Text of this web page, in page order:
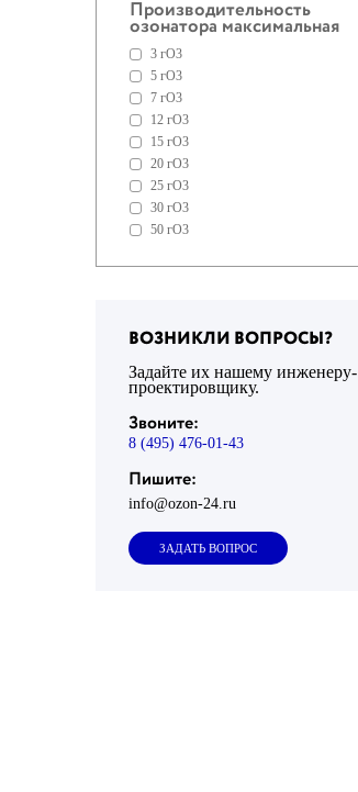
Производительность
озонатора максимальная
3 гО3
5 гО3
7 гО3
12 гО3
15 гО3
20 гО3
25 гО3
30 гО3
50 гО3
ВОЗНИКЛИ ВОПРОСЫ?
Задайте их нашему инженеру-
проектировщику.
Звоните:
8 (495) 476-01-43
Пишите:
info@ozon-24.ru
ЗАДАТЬ ВОПРОС